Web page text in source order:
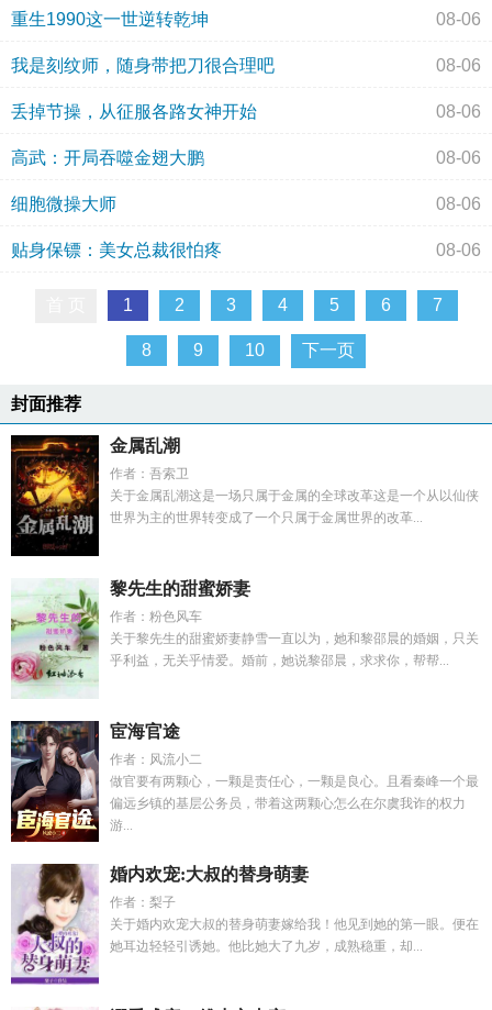
重生1990这一世逆转乾坤 08-06
我是刻纹师，随身带把刀很合理吧 08-06
丢掉节操，从征服各路女神开始 08-06
高武：开局吞噬金翅大鹏 08-06
细胞微操大师 08-06
贴身保镖：美女总裁很怕疼 08-06
1 2 3 4 5 6 7
8 9 10 下一页
封面推荐
金属乱潮
作者：吾索卫
关于金属乱潮这是一场只属于金属的全球改革这是一个从以仙侠
世界为主的世界转变成了一个只属于金属世界的改革...
黎先生的甜蜜娇妻
作者：粉色风车
关于黎先生的甜蜜娇妻静雪一直以为，她和黎邵晨的婚姻，只关
乎利益，无关乎情爱。婚前，她说黎邵晨，求求你，帮帮...
宦海官途
作者：风流小二
做官要有两颗心，一颗是责任心，一颗是良心。且看秦峰一个最
偏远乡镇的基层公务员，带着这两颗心怎么在尔虞我诈的权力
游...
婚内欢宠:大叔的替身萌妻
作者：梨子
关于婚内欢宠大叔的替身萌妻嫁给我！他见到她的第一眼。便在
她耳边轻轻引诱她。他比她大了九岁，成熟稳重，却...